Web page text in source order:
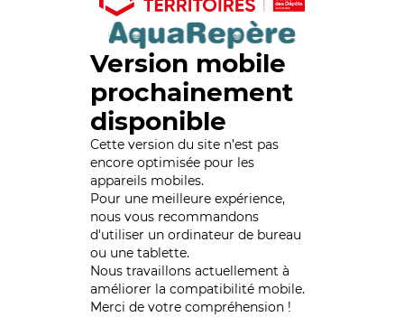
Version mobile
prochainement
disponible
Cette version du site n’est pas
encore optimisée pour les
appareils mobiles.
Pour une meilleure expérience,
nous vous recommandons
d'utiliser un ordinateur de bureau
ou une tablette.
Nous travaillons actuellement à
améliorer la compatibilité mobile.
Merci de votre compréhension !